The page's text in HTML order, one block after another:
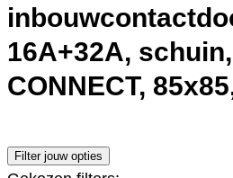
16A+32A,
CONNECT,
Filter jouw opties